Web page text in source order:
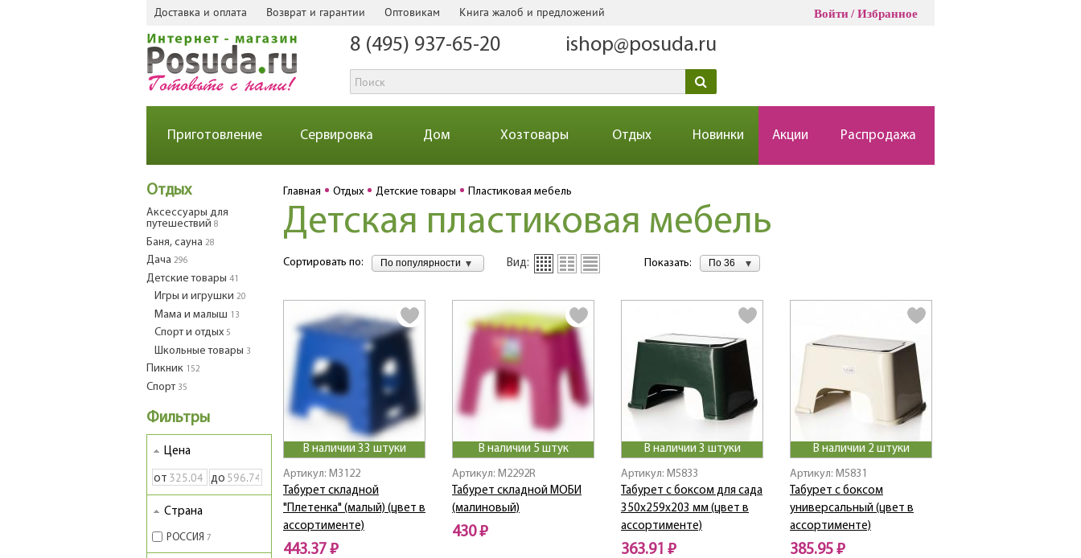
Доставка и оплата Возврат и гарантии Оптовикам Книга жалоб и предложений Войти Избранное
8 (495) 937-65-20 ishop@posuda.ru
Приготовление Сервировка Дом Хозтовары Отдых Новинки Акции Распродажа
Отдых
Аксессуары для
путешествий 8
Баня, сауна 28
Дача 296
Детские товары 41
Игры и игрушки 20
Мама и малыш 13
Спорт и отдых 5
Школьные товары 3
Пикник 152
Спорт 35
Фильтры
Цена
от до
Страна
РОССИЯ 7
Главная Отдых Детские товары Пластиковая мебель
Детская пластиковая мебель
Сортировать по: По популярности Вид: Показать: По 36
В наличии 33 штуки
Артикул: M3122
Табурет складной
"Плетенка" (малый) (цвет в
ассортименте)
443.37 ₽
В наличии 5 штук
Артикул: M2292R
Табурет складной МОБИ
(малиновый)
430 ₽
В наличии 3 штуки
Артикул: M5833
Табурет с боксом для сада
350х259х203 мм (цвет в
ассортименте)
363.91 ₽
В наличии 2 штуки
Артикул: M5831
Табурет с боксом
универсальный (цвет в
ассортименте)
385.95 ₽